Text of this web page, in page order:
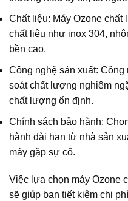
Chất liệu: Máy Ozone
chất liệu như inox 304,
bền cao.
Công nghệ sản xuất:
soát chất lượng nghiêm
chất lượng ổn định.
Chính sách bảo hành:
hành dài hạn từ nhà sản
máy gặp sự cố.
Việc lựa chọn máy Ozone
sẽ giúp bạn tiết kiệm chi